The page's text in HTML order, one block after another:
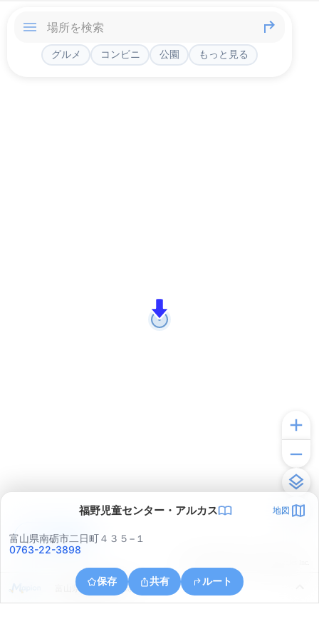
グルメ コンビニ 公園 もっと見る
福野児童センター・アルカス 地図
富山県南砺市二日町４３５−１
0763-22-3898
保存 共有 ルート
富山県南砺市梅ケ島
アプリで見る